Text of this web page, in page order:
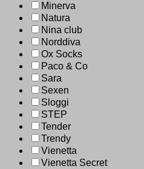
Minerva
Natura
Nina club
Norddiva
Ox Socks
Paco & Co
Sara
Sexen
Sloggi
STEP
Tender
Trendy
Vienetta
Vienetta Secret